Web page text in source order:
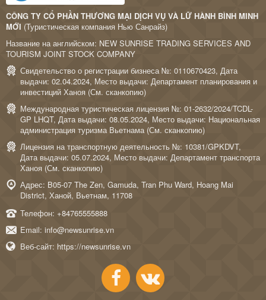
CÔNG TY CỔ PHẦN THƯƠNG MẠI DỊCH VỤ VÀ LỮ HÀNH BÌNH MINH
MỚI (Туристическая компания Нью Санрайз)
Название на английском: NEW SUNRISE TRADING SERVICES AND
TOURISM JOINT STOCK COMPANY
Свидетельство о регистрации бизнеса №: 0110670423, Дата
выдачи: 02.04.2024, Место выдачи: Департамент планирования и
инвестиций Ханоя (См. сканкопию)
Международная туристическая лицензия №: 01-2632/2024/TCDL-
GP LHQT, Дата выдачи: 08.05.2024, Место выдачи: Национальная
администрация туризма Вьетнама (См. сканкопию)
Лицензия на транспортную деятельность №: 10381/GPKDVT,
Дата выдачи: 05.07.2024, Место выдачи: Департамент транспорта
Ханоя (См. сканкопию)
Адрес: B05-07 The Zen, Gamuda, Tran Phu Ward, Hoang Mai
District, Ханой, Вьетнам, 11708
Телефон: +84765555888
Email: info@newsunrise.vn
Веб-сайт: https://newsunrise.vn